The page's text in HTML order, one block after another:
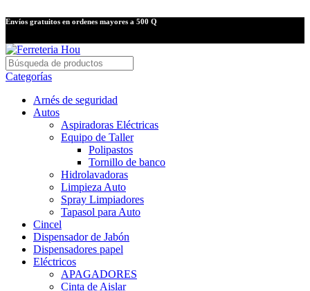
Envíos gratuitos en ordenes mayores a 500 Q
Categorías
Arnés de seguridad
Autos
Aspiradoras Eléctricas
Equipo de Taller
Polipastos
Tornillo de banco
Hidrolavadoras
Limpieza Auto
Spray Limpiadores
Tapasol para Auto
Cincel
Dispensador de Jabón
Dispensadores papel
Eléctricos
APAGADORES
Cinta de Aislar